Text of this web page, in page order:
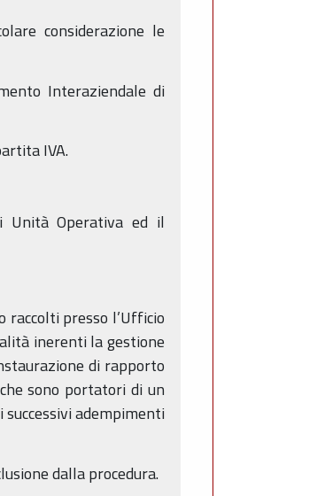
considerazione le
Interaziendale di
IVA.
Unità Operativa ed il
raccolti presso l’Ufficio
inerenti la gestione
di rapporto
sono portatori di un
adempimenti
dalla procedura.